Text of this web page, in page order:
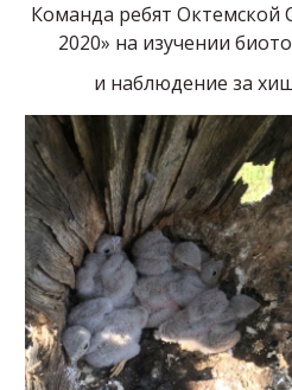
Команда ребят
2020» на изучении
и наблюдение за